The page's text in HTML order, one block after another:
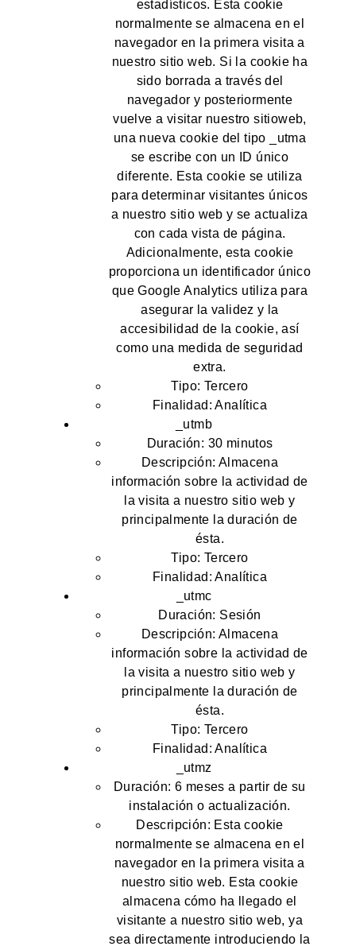
estadísticos. Esta cookie
normalmente se almacena en el
navegador en la primera visita a
nuestro sitio web. Si la cookie ha
sido borrada a través del
navegador y posteriormente
vuelve a visitar nuestro sitioweb,
una nueva cookie del tipo _utma
se escribe con un ID único
diferente. Esta cookie se utiliza
para determinar visitantes únicos
a nuestro sitio web y se actualiza
con cada vista de página.
Adicionalmente, esta cookie
proporciona un identificador único
que Google Analytics utiliza para
asegurar la validez y la
accesibilidad de la cookie, así
como una medida de seguridad
extra.
Tipo: Tercero
Finalidad: Analítica
_utmb
Duración: 30 minutos
Descripción: Almacena
información sobre la actividad de
la visita a nuestro sitio web y
principalmente la duración de
ésta.
Tipo: Tercero
Finalidad: Analítica
_utmc
Duración: Sesión
Descripción: Almacena
información sobre la actividad de
la visita a nuestro sitio web y
principalmente la duración de
ésta.
Tipo: Tercero
Finalidad: Analítica
_utmz
Duración: 6 meses a partir de su
instalación o actualización.
Descripción: Esta cookie
normalmente se almacena en el
navegador en la primera visita a
nuestro sitio web. Esta cookie
almacena cómo ha llegado el
visitante a nuestro sitio web, ya
sea directamente introduciendo la